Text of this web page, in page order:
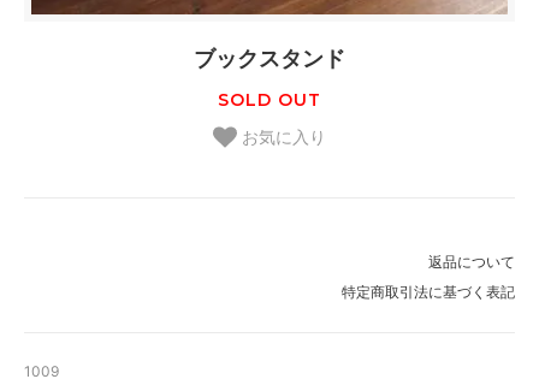
ブックスタンド
SOLD OUT
お気に入り
返品について
特定商取引法に基づく表記
1009